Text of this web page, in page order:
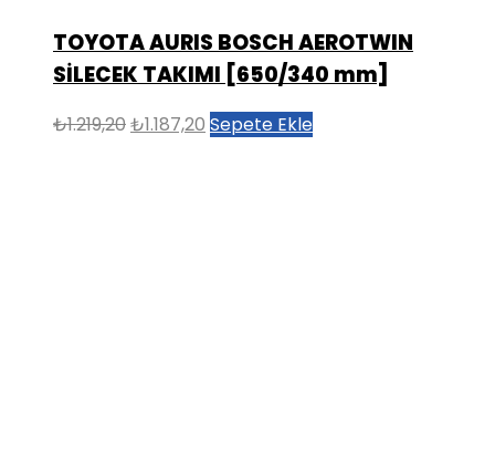
TOYOTA AURIS BOSCH AEROTWIN
SİLECEK TAKIMI [650/340 mm]
₺1.219,20Orijinal
₺1.187,20 Şu
Sepete Ekle